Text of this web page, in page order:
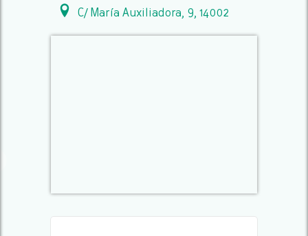
C/ María Auxiliadora, 9, 14002